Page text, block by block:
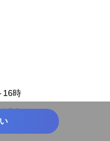
16時
北部）